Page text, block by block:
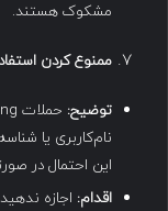
مشکوک هستند.
ممنوع کردن
توضیح:
نام‌کاربری یا
این احتمال در
اقدام: اجازه